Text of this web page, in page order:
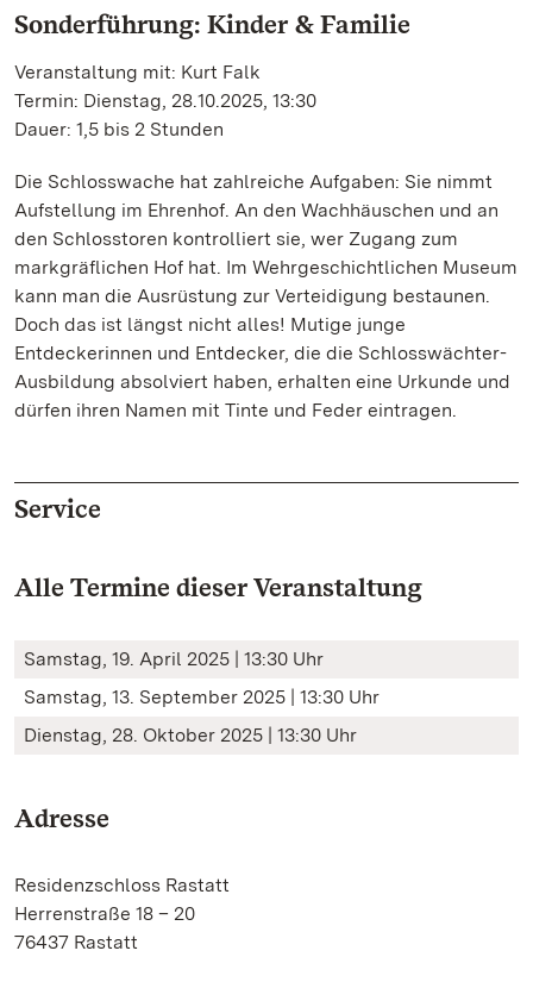
Sonderführung: Kinder & Familie
Veranstaltung mit: Kurt Falk
Termin: Dienstag, 28.10.2025, 13:30
Dauer: 1,5 bis 2 Stunden
Die Schlosswache hat zahlreiche Aufgaben: Sie nimmt
Aufstellung im Ehrenhof. An den Wachhäuschen und an
den Schlosstoren kontrolliert sie, wer Zugang zum
markgräflichen Hof hat. Im Wehrgeschichtlichen Museum
kann man die Ausrüstung zur Verteidigung bestaunen.
Doch das ist längst nicht alles! Mutige junge
Entdeckerinnen und Entdecker, die die Schlosswächter-
Ausbildung absolviert haben, erhalten eine Urkunde und
dürfen ihren Namen mit Tinte und Feder eintragen.
Service
Alle Termine dieser Veranstaltung
Samstag, 19. April 2025 | 13:30 Uhr
Samstag, 13. September 2025 | 13:30 Uhr
Dienstag, 28. Oktober 2025 | 13:30 Uhr
Adresse
Residenzschloss Rastatt
Herrenstraße 18 – 20
76437 Rastatt